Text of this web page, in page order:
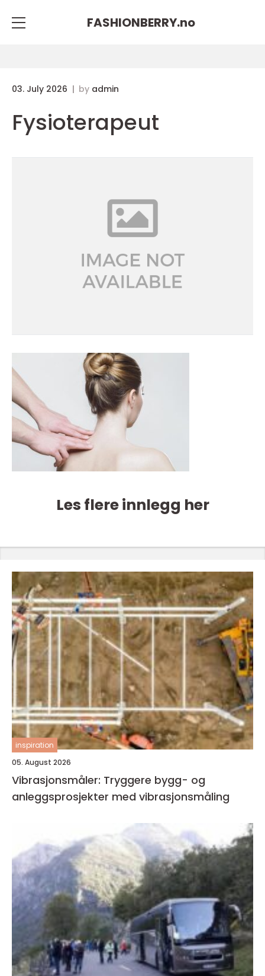
FASHIONBERRY.no
03. July 2026 by admin
Fysioterapeut
Les flere innlegg her
inspiration
05. August 2026
Vibrasjonsmåler: Tryggere bygg- og
anleggsprosjekter med vibrasjonsmåling